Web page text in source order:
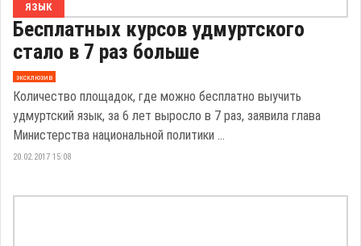
ЯЗЫК
Бесплатных курсов удмуртского
стало в 7 раз больше
эксклюзив
Количество площадок, где можно бесплатно выучить
удмуртский язык, за 6 лет выросло в 7 раз, заявила глава
Министерства национальной политики ...
20.02.2017 15:08